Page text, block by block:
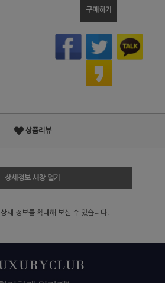
구매하기
상품리뷰
상세정보 새창 열기
상세 정보를 확대해 보실 수 있습니다.